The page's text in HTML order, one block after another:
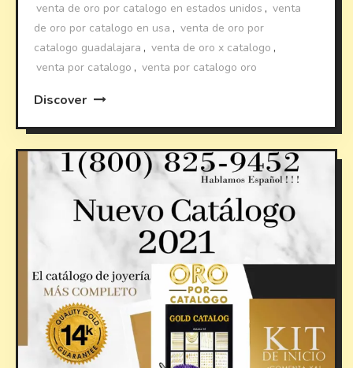
venta de oro por catalogo en estados unidos , venta
de oro por catalogo en usa , venta de oro por
catalogo guadalajara , venta de oro x catalogo ,
venta por catalogo , venta por catalogo oro
Discover